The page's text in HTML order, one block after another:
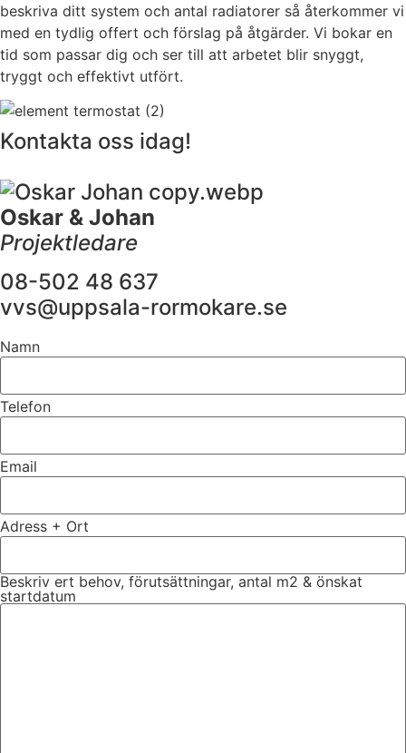
beskriva ditt system och antal radiatorer så återkommer vi
med en tydlig offert och förslag på åtgärder. Vi bokar en
tid som passar dig och ser till att arbetet blir snyggt,
tryggt och effektivt utfört.
Kontakta oss idag!
Oskar & Johan
Projektledare
08-502 48 637
vvs@uppsala-rormokare.se
Namn
Telefon
Email
Adress + Ort
Beskriv ert behov, förutsättningar, antal m2 & önskat
startdatum